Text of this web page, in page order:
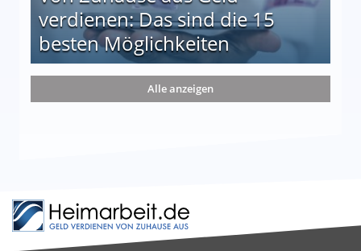
verdienen: Das sind die 15
besten Möglichkeiten
die 15 besten Möglichkeiten
Alle anzeigen